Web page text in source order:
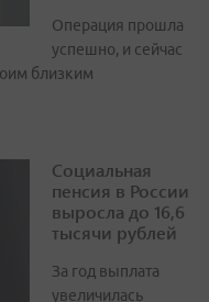
Операция прошла
успешно, и сейчас
близким
Социальная
пенсия в России
выросла до 16,6
тысячи рублей
За год выплата
увеличилась